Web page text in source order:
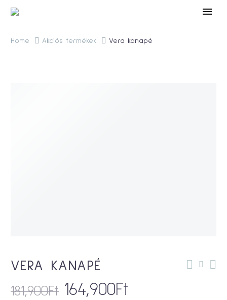
Home Akciós termékek Vera kanapé
VERA KANAPÉ
181,900Ft 164,900Ft